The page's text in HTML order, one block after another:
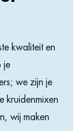
van Italië met
behoudt onze
kwaliteit en
je
we zijn je
kruidenmixen
wij maken